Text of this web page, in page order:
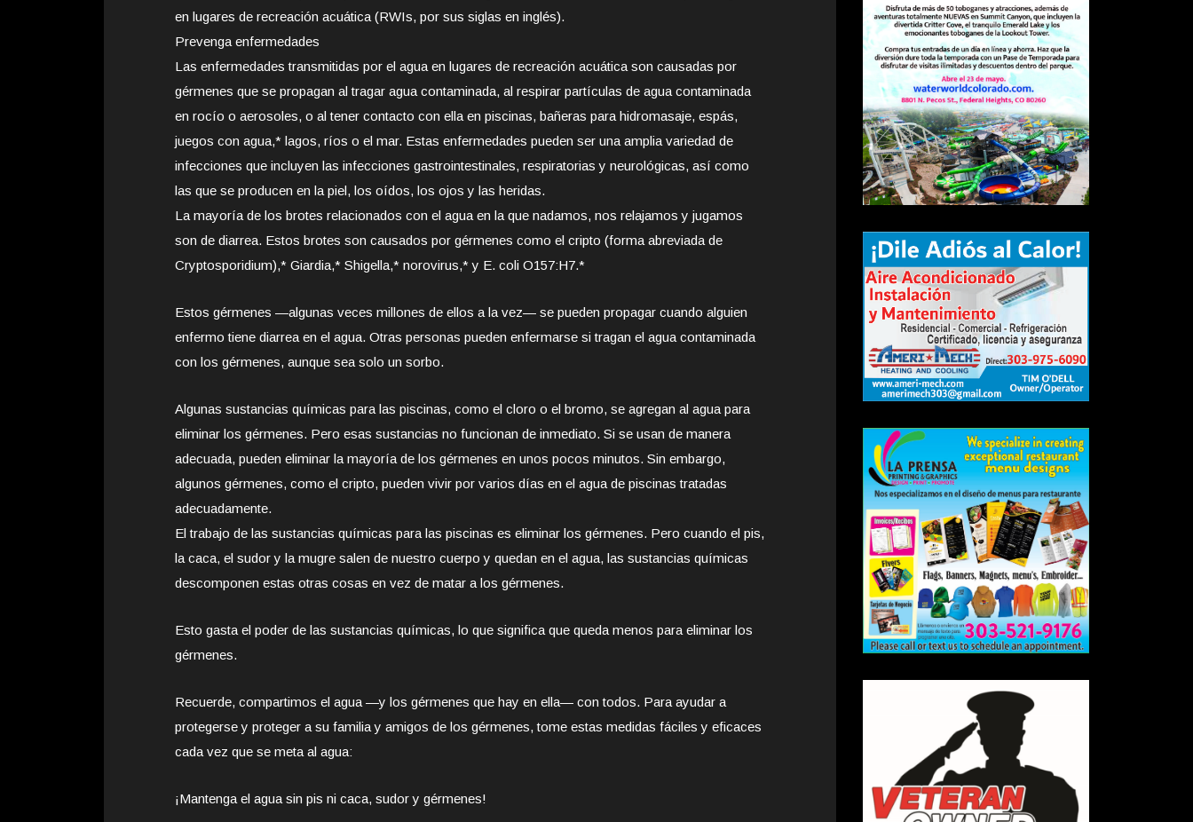
en lugares de recreación acuática (RWIs, por sus siglas en inglés).
Prevenga enfermedades
Las enfermedades transmitidas por el agua en lugares de recreación acuática son causadas por
gérmenes que se propagan al tragar agua contaminada, al respirar partículas de agua contaminada
en rocío o aerosoles, o al tener contacto con ella en piscinas, bañeras para hidromasaje, espás,
juegos con agua,* lagos, ríos o el mar. Estas enfermedades pueden ser una amplia variedad de
infecciones que incluyen las infecciones gastrointestinales, respiratorias y neurológicas, así como
las que se producen en la piel, los oídos, los ojos y las heridas.
La mayoría de los brotes relacionados con el agua en la que nadamos, nos relajamos y jugamos
son de diarrea. Estos brotes son causados por gérmenes como el cripto (forma abreviada de
Cryptosporidium),* Giardia,* Shigella,* norovirus,* y E. coli O157:H7.*
Estos gérmenes —algunas veces millones de ellos a la vez— se pueden propagar cuando alguien
enfermo tiene diarrea en el agua. Otras personas pueden enfermarse si tragan el agua contaminada
con los gérmenes, aunque sea solo un sorbo.
Algunas sustancias químicas para las piscinas, como el cloro o el bromo, se agregan al agua para
eliminar los gérmenes. Pero esas sustancias no funcionan de inmediato. Si se usan de manera
adecuada, pueden eliminar la mayoría de los gérmenes en unos pocos minutos. Sin embargo,
algunos gérmenes, como el cripto, pueden vivir por varios días en el agua de piscinas tratadas
adecuadamente.
El trabajo de las sustancias químicas para las piscinas es eliminar los gérmenes. Pero cuando el pis,
la caca, el sudor y la mugre salen de nuestro cuerpo y quedan en el agua, las sustancias químicas
descomponen estas otras cosas en vez de matar a los gérmenes.
Esto gasta el poder de las sustancias químicas, lo que significa que queda menos para eliminar los
gérmenes.
Recuerde, compartimos el agua —y los gérmenes que hay en ella— con todos. Para ayudar a
protegerse y proteger a su familia y amigos de los gérmenes, tome estas medidas fáciles y eficaces
cada vez que se meta al agua:
¡Mantenga el agua sin pis ni caca, sudor y gérmenes!